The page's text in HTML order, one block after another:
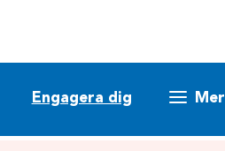
Engagera dig Mer